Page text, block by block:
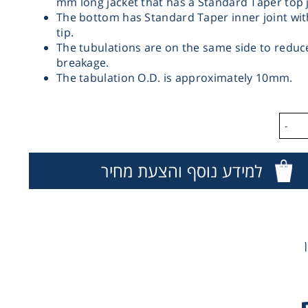
The bottom has Standard Taper inner joint
tip.
The tubulations are on the same side to
breakage.
The tabulation O.D. is approximately 10mm.
-
למידע נוסף והצעת מחיר